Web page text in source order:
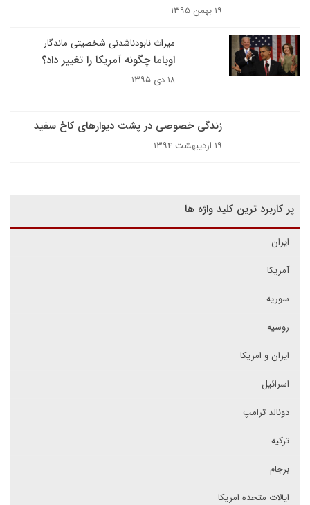
۱۹ بهمن ۱۳۹۵
میراث نابودناشدنی شخصیتی ماندگار
اوباما چگونه آمریکا را تغییر داد؟
۱۸ دی ۱۳۹۵
زندگی خصوصی در پشت دیوارهای کاخ سفید
۱۹ اردیبهشت ۱۳۹۴
پر کاربرد ترین کلید واژه ها
ایران
آمریکا
سوریه
روسیه
ایران و امریکا
اسرائیل
دونالد ترامپ
ترکیه
برجام
ایالات متحده امریکا